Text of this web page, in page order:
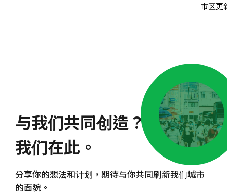
市区更
与我们共同创造？
我们在此。
分享你的想法和计划，期待与你共同刷新我们城市
的面貌。